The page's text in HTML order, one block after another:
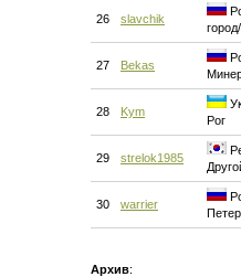
26 slavchik
27 Bekas
28 Kym
Рог
29 strelok1985
30 warrier
Архив: